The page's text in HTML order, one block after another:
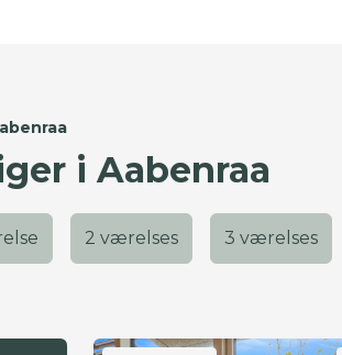
i Aabenraa
2 værelses 3 værelses